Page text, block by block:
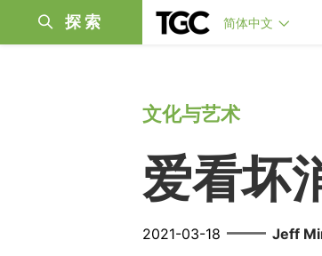
探索 简体中文
文化与艺术
爱看坏
2021-03-18 —— Jeff